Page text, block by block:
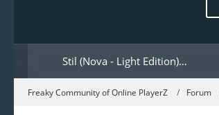
Stil (Nova - Light Edition) ändern
Freaky Community of Online PlayerZ Forum